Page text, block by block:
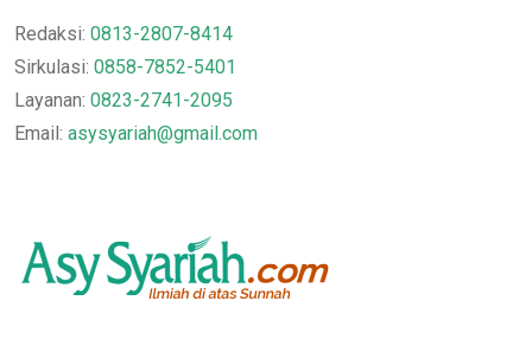
Redaksi: 0813-2807-8414
Sirkulasi: 0858-7852-5401
Layanan: 0823-2741-2095
Email: asysyariah@gmail.com